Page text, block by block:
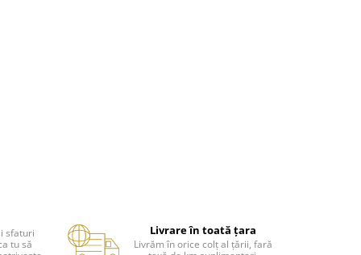
sfaturi
tu să
Livrare în toată țara
Livrăm în orice colț al țării, fară